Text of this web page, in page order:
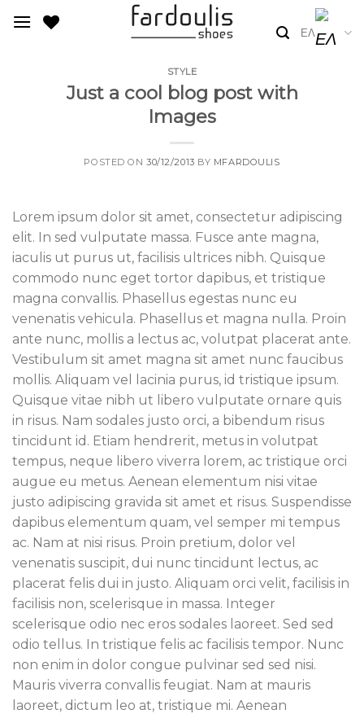
ΕΛ
STYLE
Just a cool blog post with
Images
POSTED ON30/12/2013 BY MFARDOULIS
Lorem ipsum dolor sit amet, consectetur adipiscing
elit. In sed vulputate massa. Fusce ante magna,
iaculis ut purus ut, facilisis ultrices nibh. Quisque
commodo nunc eget tortor dapibus, et tristique
magna convallis. Phasellus egestas nunc eu
venenatis vehicula. Phasellus et magna nulla. Proin
ante nunc, mollis a lectus ac, volutpat placerat ante.
Vestibulum sit amet magna sit amet nunc faucibus
mollis. Aliquam vel lacinia purus, id tristique ipsum.
Quisque vitae nibh ut libero vulputate ornare quis
in risus. Nam sodales justo orci, a bibendum risus
tincidunt id. Etiam hendrerit, metus in volutpat
tempus, neque libero viverra lorem, ac tristique orci
augue eu metus. Aenean elementum nisi vitae
justo adipiscing gravida sit amet et risus. Suspendisse
dapibus elementum quam, vel semper mi tempus
ac. Nam at nisi risus. Proin pretium, dolor vel
venenatis suscipit, dui nunc tincidunt lectus, ac
placerat felis dui in justo. Aliquam orci velit, facilisis in
facilisis non, scelerisque in massa. Integer
scelerisque odio nec eros sodales laoreet. Sed sed
odio tellus. In tristique felis ac facilisis tempor. Nunc
non enim in dolor congue pulvinar sed sed nisi.
Mauris viverra convallis feugiat. Nam at mauris
laoreet, dictum leo at, tristique mi. Aenean